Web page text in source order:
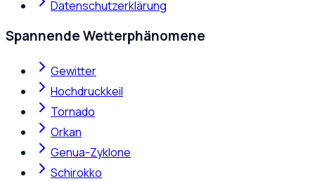
Datenschutzerklärung
Spannende Wetterphänomene
Gewitter
Hochdruckkeil
Tornado
Orkan
Genua-Zyklone
Schirokko